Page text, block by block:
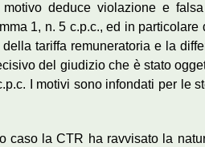
deduce violazione e
1, n. 5 c.p.c., ed in
tariffa remuneratoria e la
del giudizio che è stato
I motivi sono infondati per le
caso la CTR ha ravvisato la